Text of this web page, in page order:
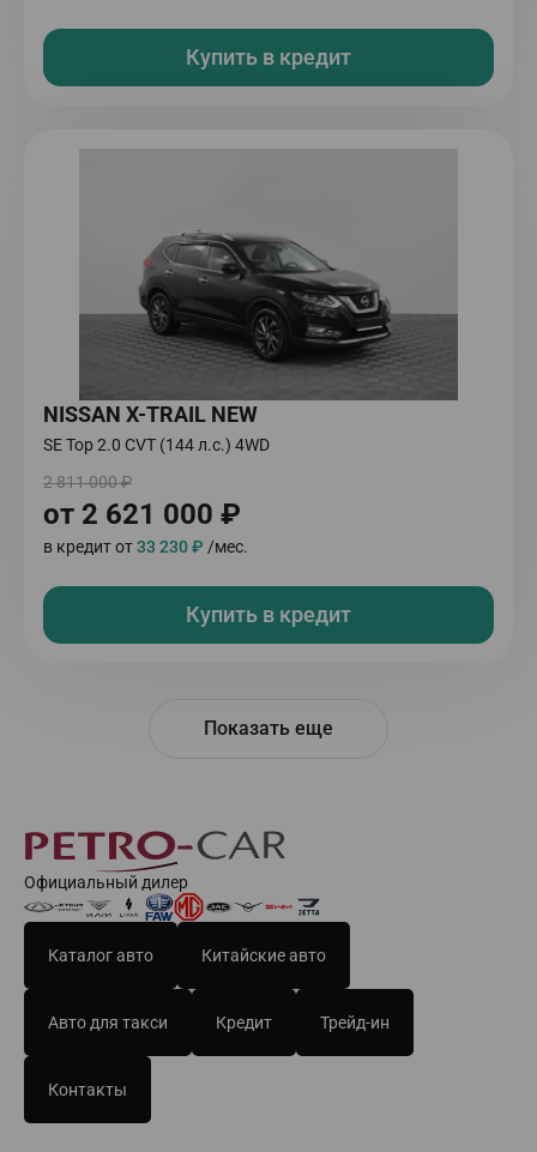
Купить в кредит
NISSAN X-TRAIL NEW
SE Top 2.0 CVT (144 л.с.) 4WD
2 811 000 ₽
от 2 621 000 ₽
в кредит от33 230 ₽ /мес.
Купить в кредит
Показать еще
Официальный дилер
Каталог авто Китайские авто
Авто для такси Кредит Трейд-ин
Контакты